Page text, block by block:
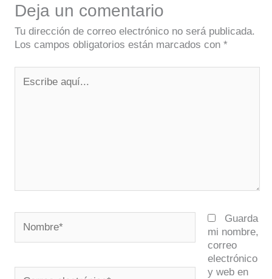
Deja un comentario
Tu dirección de correo electrónico no será publicada.
Los campos obligatorios están marcados con *
aquí...
Guarda
mi nombre,
correo
electrónico
y web en